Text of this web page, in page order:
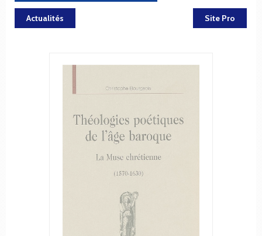
Actualités Site Pro